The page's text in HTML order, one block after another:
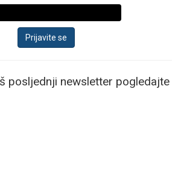
posljednji newsletter pogledajte